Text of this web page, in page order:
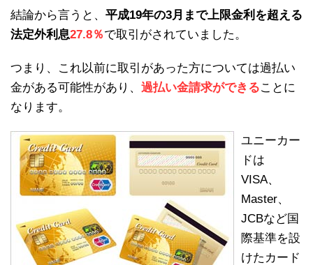
結論から言うと、 平成19年の3月まで上限金利を超える
法定外利息27.8％で取引がされていました。
つまり、これ以前に取引があった方については過払い
金がある可能性があり、 過払い金請求ができることに
なります。
ユニーカー
ドは
VISA、
Master、
JCBなど国
際基準を設
けたカード